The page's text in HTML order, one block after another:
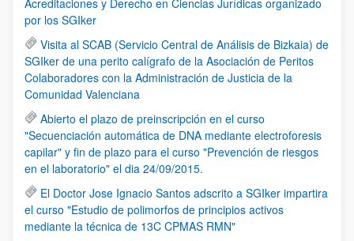
por los SGIker
Visita al SCAB (Servicio Central de Análisis de Bizkaia) de
SGIker de una perito calígrafo de la Asociación de Peritos
Colaboradores con la Administración de Justicia de la
Comunidad Valenciana
Abierto el plazo de preinscripción en el curso
"Secuenciación automática de DNA mediante electroforesis
capilar" y fin de plazo para el curso "Prevención de riesgos
en el laboratorio" el dia 24/09/2015.
El Doctor Jose Ignacio Santos adscrito a SGIker impartira
el curso "Estudio de polimorfos de principios activos
mediante la técnica de 13C CPMAS RMN"